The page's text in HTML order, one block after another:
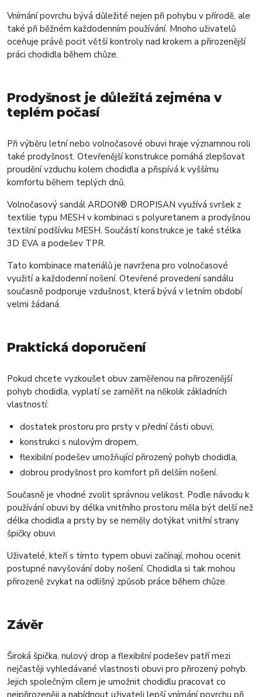
Vnímání povrchu bývá důležité nejen při pohybu v přírodě, ale
také při běžném každodenním používání. Mnoho uživatelů
oceňuje právě pocit větší kontroly nad krokem a přirozenější
práci chodidla během chůze.
Prodyšnost je důležitá zejména v
teplém počasí
Při výběru letní nebo volnočasové obuvi hraje významnou roli
také prodyšnost. Otevřenější konstrukce pomáhá zlepšovat
proudění vzduchu kolem chodidla a přispívá k vyššímu
komfortu během teplých dnů.
Volnočasový sandál ARDON® DROPISAN využívá svršek z
textilie typu MESH v kombinaci s polyuretanem a prodyšnou
textilní podšívku MESH. Součástí konstrukce je také stélka
3D EVA a podešev TPR.
Tato kombinace materiálů je navržena pro volnočasové
využití a každodenní nošení. Otevřené provedení sandálu
současně podporuje vzdušnost, která bývá v letním období
velmi žádaná.
Praktická doporučení
Pokud chcete vyzkoušet obuv zaměřenou na přirozenější
pohyb chodidla, vyplatí se zaměřit na několik základních
vlastností:
dostatek prostoru pro prsty v přední části obuvi,
konstrukci s nulovým dropem,
flexibilní podešev umožňující přirozený pohyb chodidla,
dobrou prodyšnost pro komfort při delším nošení.
Současně je vhodné zvolit správnou velikost. Podle návodu k
používání obuvi by délka vnitřního prostoru měla být delší než
délka chodidla a prsty by se neměly dotýkat vnitřní strany
špičky obuvi.
Uživatelé, kteří s tímto typem obuvi začínají, mohou ocenit
postupné navyšování doby nošení. Chodidla si tak mohou
přirozeně zvykat na odlišný způsob práce během chůze.
Závěr
Široká špička, nulový drop a flexibilní podešev patří mezi
nejčastěji vyhledávané vlastnosti obuvi pro přirozený pohyb.
Jejich společným cílem je umožnit chodidlu pracovat co
nejpřirozeněji a nabídnout uživateli lepší vnímání povrchu při